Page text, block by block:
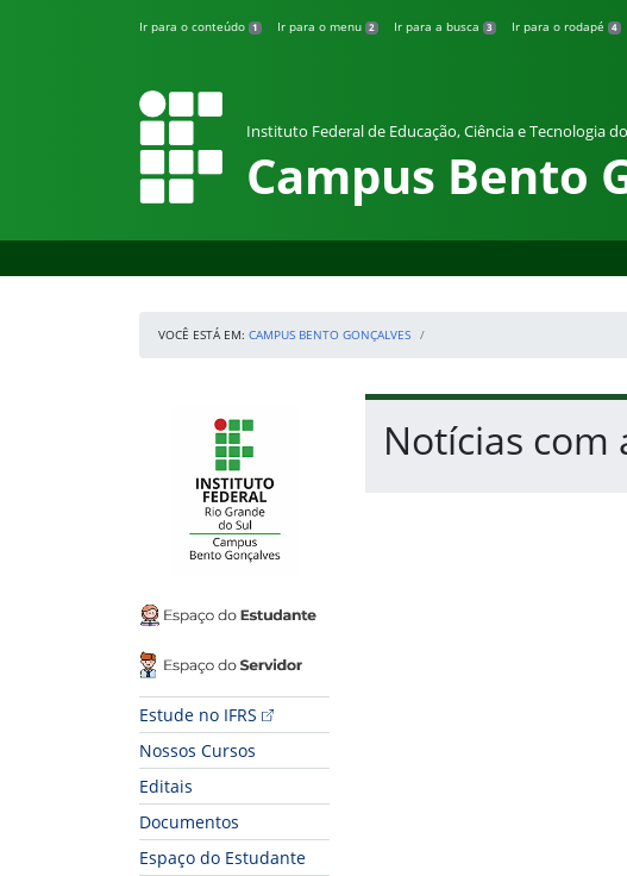
Ir para o conteúdo 1 Ir para o menu 2 Ir para a busca 3 Ir para o rodapé 4
Instituto Federal de Educação, Ciência e Tecnologia
Campus Bento
VOCÊ ESTÁ EM: CAMPUS BENTO GONÇALVES
Espaço do Estudante
Espaço do Servidor
Estude no IFRS
Nossos Cursos
Editais
Documentos
Espaço do Estudante
Início do conteúdo
Notícias